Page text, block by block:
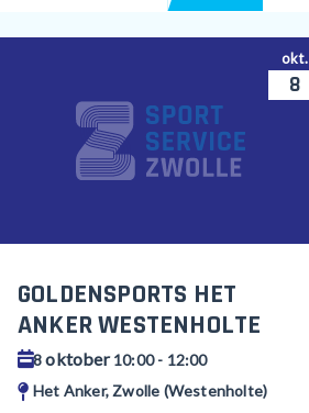
okt.
8
GOLDENSPORTS HET
ANKER WESTENHOLTE
8oktober10:00 - 12:00
Het Anker, Zwolle (Westenholte)